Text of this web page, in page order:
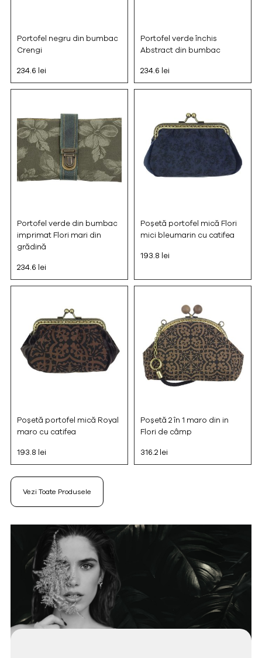
Portofel negru din bumbac
Crengi
234.6 lei
Portofel verde închis
Abstract din bumbac
234.6 lei
Portofel verde din bumbac
imprimat Flori mari din
grădină
234.6 lei
Poșetă portofel mică Flori
mici bleumarin cu catifea
193.8 lei
Poșetă portofel mică Royal
maro cu catifea
193.8 lei
Poșetă 2 în 1 maro din in
Flori de câmp
316.2 lei
Vezi Toate Produsele